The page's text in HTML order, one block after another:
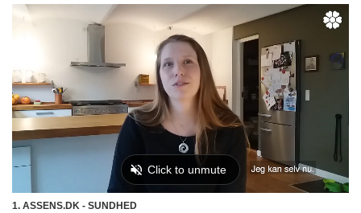
1. ASSENS.DK - SUNDHED